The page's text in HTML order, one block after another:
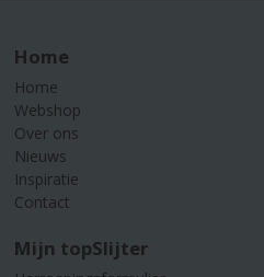
Home
Home
Webshop
Over ons
Nieuws
Inspiratie
Contact
Mijn topSlijter